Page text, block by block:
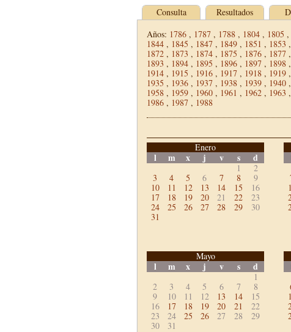
Consulta Resultados
Años: 1786 , 1787 , 1788 , 1804 , 1805 ,
1844 , 1845 , 1847 , 1849 , 1851 , 1853 ,
1872 , 1873 , 1874 , 1875 , 1876 , 1877 ,
1893 , 1894 , 1895 , 1896 , 1897 , 1898 ,
1914 , 1915 , 1916 , 1917 , 1918 , 1919 ,
1935 , 1936 , 1937 , 1938 , 1939 , 1940 ,
1958 , 1959 , 1960 , 1961 , 1962 , 1963 ,
1986 , 1987 , 1988
Enero
l m x j v s d
1
2
3
4 5 6 7 8
9
10
11 12 13 14 15
16
17
18 19 20 21 22
23
24
25 26 27 28 29
30
31
Mayo
l m x j v s d
1
2
3 4 5 6 7
8
9
10 11 12 13 14
15
16
17 18 19 20 21
22
23
24 25 26 27 28
29
30
31